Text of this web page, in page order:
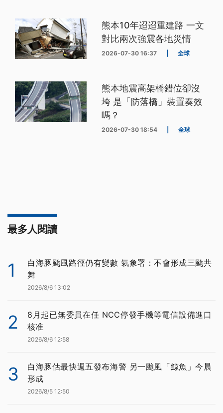
熊本10年迢迢重建路 一文
對比兩次強震各地災情
2026-07-30 16:37 全球
熊本地震高架橋錯位卻沒
垮 是「防落橋」裝置奏效
嗎？
2026-07-30 18:54 全球
最多人閱讀
1
白海豚颱風路徑仍有變數 氣象署：不會形成三颱共
舞
2026/8/6 13:02
2
8月起已無委員在任 NCC停發手機等電信設備進口
核准
2026/8/6 12:58
3
白海豚估最快週五發布海警 另一颱風「鯨魚」今晨
形成
2026/8/5 12:50